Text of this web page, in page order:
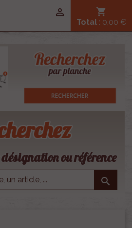
shopping_cart
Total : 0,00 €

ou référence
